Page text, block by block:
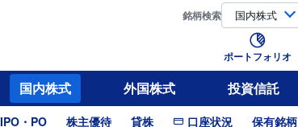
銘柄検索
ポートフォリオ
国内株式 外国株式 投資信託
IPO・PO 株主優待 貸株 口座状況 保有銘柄